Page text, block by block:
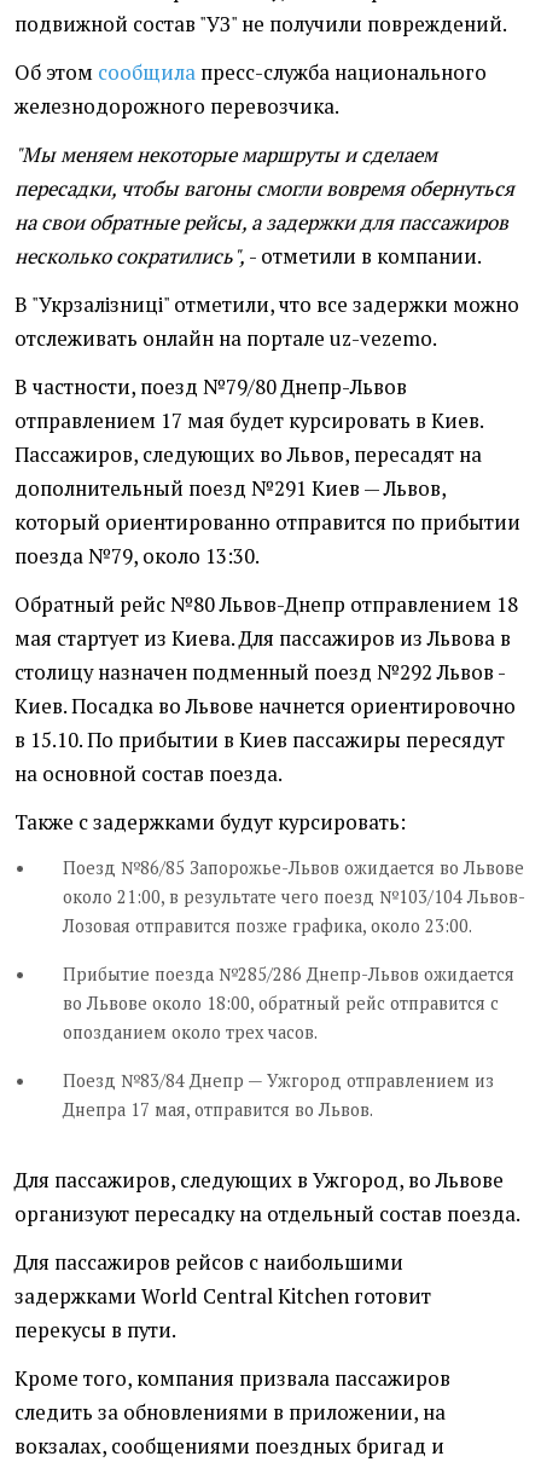
подвижной состав "УЗ" не получили повреждений.
Об этом сообщила пресс-служба национального
железнодорожного перевозчика.
"Мы меняем некоторые маршруты и сделаем
пересадки, чтобы вагоны смогли вовремя обернуться
на свои обратные рейсы, а задержки для пассажиров
несколько сократились", - отметили в компании.
В "Укрзалізниці" отметили, что все задержки можно
отслеживать онлайн на портале uz-vezemo.
В частности, поезд №79/80 Днепр-Львов
отправлением 17 мая будет курсировать в Киев.
Пассажиров, следующих во Львов, пересадят на
дополнительный поезд №291 Киев — Львов,
который ориентированно отправится по прибытии
поезда №79, около 13:30.
Обратный рейс №80 Львов-Днепр отправлением 18
мая стартует из Киева. Для пассажиров из Львова в
столицу назначен подменный поезд №292 Львов -
Киев. Посадка во Львове начнется ориентировочно
в 15.10. По прибытии в Киев пассажиры пересядут
на основной состав поезда.
Также с задержками будут курсировать:
Поезд №86/85 Запорожье-Львов ожидается во Львове
около 21:00, в результате чего поезд №103/104 Львов-
Лозовая отправится позже графика, около 23:00.
Прибытие поезда №285/286 Днепр-Львов ожидается
во Львове около 18:00, обратный рейс отправится с
опозданием около трех часов.
Поезд №83/84 Днепр — Ужгород отправлением из
Днепра 17 мая, отправится во Львов.
Для пассажиров, следующих в Ужгород, во Львове
организуют пересадку на отдельный состав поезда.
Для пассажиров рейсов с наибольшими
задержками World Central Kitchen готовит
перекусы в пути.
Кроме того, компания призвала пассажиров
следить за обновлениями в приложении, на
вокзалах, сообщениями поездных бригад и